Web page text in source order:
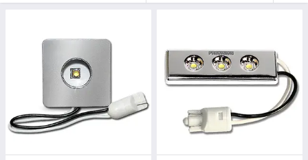
Із зворотного бокусвітлодіодним панеліє двостороння
робоча напруга 12В